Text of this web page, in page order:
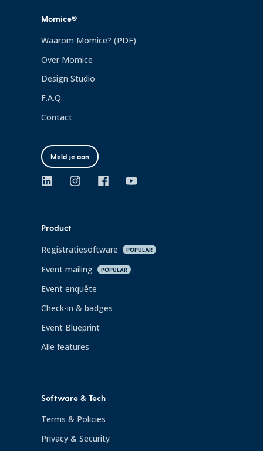
Momice®
Waarom Momice? (PDF)
Over Momice
Design Studio
F.A.Q.
Contact
Meld je aan
Product
Registratiesoftware POPULAR
Event mailing POPULAR
Event enquête
Check-in & badges
Event Blueprint
Alle features
Software & Tech
Terms & Policies
Privacy & Security